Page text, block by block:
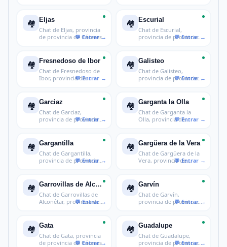
🏘️ Eljas
Chat de Eljas, provincia
de provincia de Cáceres
🏘️ Escurial
Chat de Escurial,
provincia de provincia
🏘️ Fresnedoso de Ibor
Chat de Fresnedoso de
Ibor, provincia de
🏘️ Galisteo
Chat de Galisteo,
provincia de provincia
🏘️ Garciaz
Chat de Garciaz,
provincia de provincia
🏘️ Garganta la Olla
Chat de Garganta la
Olla, provincia de
🏘️ Gargantilla
Chat de Gargantilla,
provincia de provincia
🏘️ Gargüera de la Vera
Chat de Gargüera de la
Vera, provincia de
🏘️ Garrovillas de Alconétar
Chat de Garrovillas de
Alconétar, provincia de
🏘️ Garvín
Chat de Garvín,
provincia de provincia
🏘️ Gata
Chat de Gata, provincia
de provincia de Cáceres
🏘️ Guadalupe
Chat de Guadalupe,
provincia de provincia